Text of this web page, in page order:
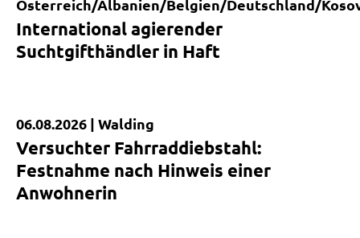
Österreich/Albanien/Belgien/Deutschland/
International agierender
Suchtgifthändler in Haft
Kurzmeldung
06.08.2026 | Walding
Versuchter Fahrraddiebstahl:
Festnahme nach Hinweis einer
Anwohnerin